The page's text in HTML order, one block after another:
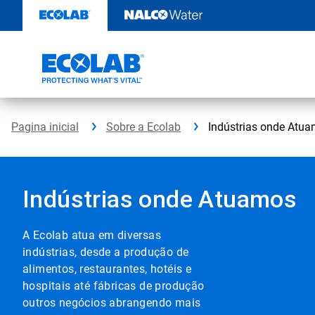
content
Pagina inicial Sobre a Ecolab Indústrias onde
Indústrias onde Atuamos
A Ecolab atua em diversas
indústrias, desde a produção de
alimentos, restaurantes, hotéis e
hospitais até fábricas de produção
outros negócios abrangendo mais